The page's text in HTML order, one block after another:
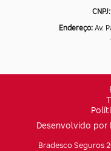
CNPJ:
Endereço: Av.
Bradesco Seguros
Desenvolvido por